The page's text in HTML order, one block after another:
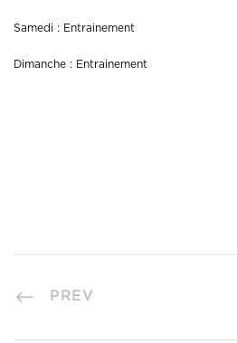
Samedi : Entrainement
Dimanche : Entrainement
PREV